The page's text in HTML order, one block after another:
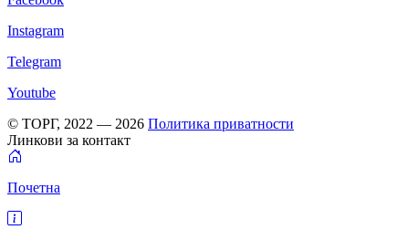
Instagram
Telegram
Youtube
© ТОРГ, 2022 — 2026 Политика приватности
Линкови за контакт
Почетна